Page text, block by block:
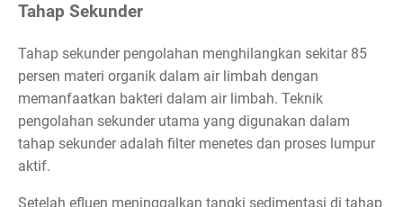
Tahap Sekunder
Tahap sekunder pengolahan menghilangkan sekitar 85
persen materi organik dalam air limbah dengan
memanfaatkan bakteri dalam air limbah. Teknik
pengolahan sekunder utama yang digunakan dalam
tahap sekunder adalah filter menetes dan proses lumpur
aktif.
Setelah efluen meninggalkan tangki sedimentasi di tahap